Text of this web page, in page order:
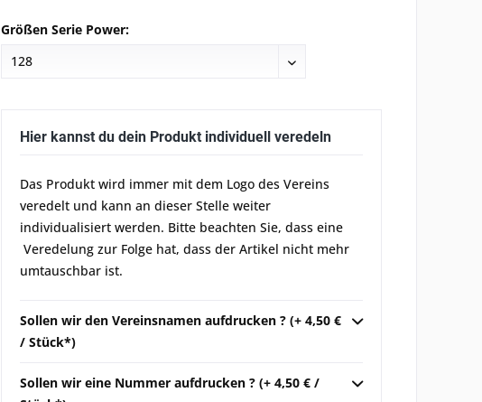
Größen Serie Power:
Hier kannst du dein Produkt individuell veredeln
Das Produkt wird immer mit dem Logo des Vereins
veredelt und kann an dieser Stelle weiter
individualisiert werden. Bitte beachten Sie, dass eine
Veredelung zur Folge hat, dass der Artikel nicht mehr
umtauschbar ist.
Sollen wir den Vereinsnamen aufdrucken ? (+ 4,50 €
/ Stück*)
Sollen wir eine Nummer aufdrucken ? (+ 4,50 € /